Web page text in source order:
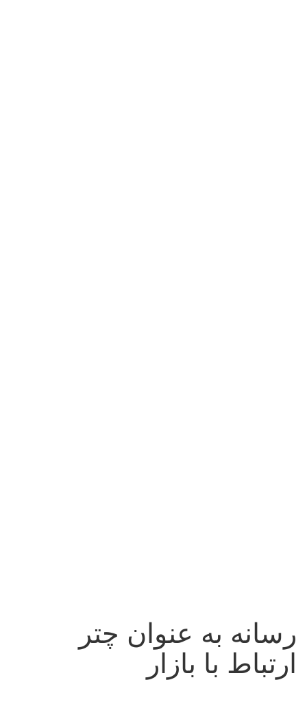
رسانه به عنوان چتر
ارتباط با بازار